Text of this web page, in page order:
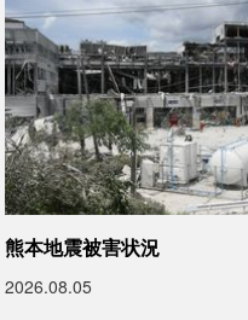
熊本地震被害状況
2026.08.05